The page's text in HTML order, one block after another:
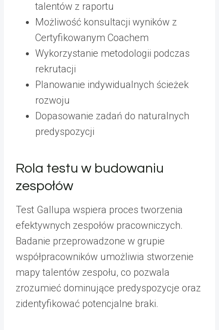
talentów z raportu
Możliwość konsultacji wyników z
Certyfikowanym Coachem
Wykorzystanie metodologii podczas
rekrutacji
Planowanie indywidualnych ścieżek
rozwoju
Dopasowanie zadań do naturalnych
predyspozycji
Rola testu w budowaniu
zespołów
Test Gallupa wspiera proces tworzenia
efektywnych zespołów pracowniczych.
Badanie przeprowadzone w grupie
współpracowników umożliwia stworzenie
mapy talentów zespołu, co pozwala
zrozumieć dominujące predyspozycje oraz
zidentyfikować potencjalne braki.